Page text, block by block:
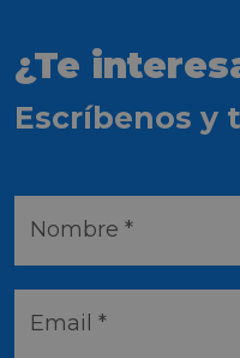
¿Te
Escríbenos y
Nombre *
Email *